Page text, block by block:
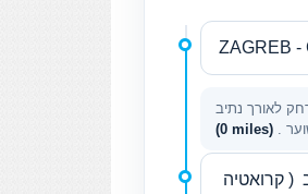
(0 miles)